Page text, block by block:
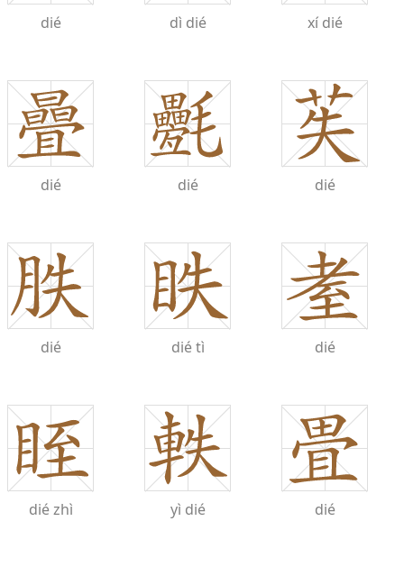
dié dì dié xí dié
dié dié dié
dié dié tì dié
dié zhì yì dié dié